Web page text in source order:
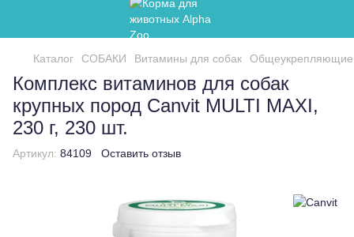
Каталог СОБАКИ Витамины для собак Общеукрепляющие
Комплекс витаминов для собак
крупных пород Canvit MULTI MAXI,
230 г, 230 шт.
Артикул: 84109 Оставить отзыв